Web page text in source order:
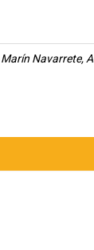
Marín Navarrete,